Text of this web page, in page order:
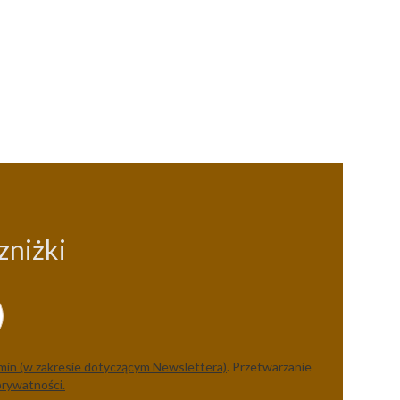
(w zakresie dotyczącym Newslettera). Przetwarzanie